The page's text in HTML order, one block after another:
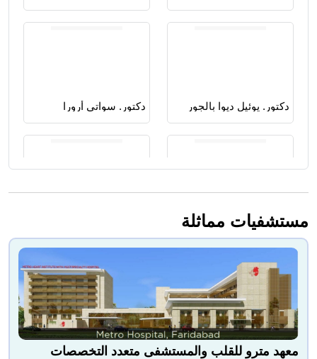
دكتور. يوئيل ديوا بالجور دكتور. سواتي أرورا
دكتور. نجيب الرحمن
دكتور. نانداني سيلوت دكتور. تيجندرا سينغ تشوها
مستشفيات مماثلة
معهد مترو للقلب والمستشفى متعدد التخصصات